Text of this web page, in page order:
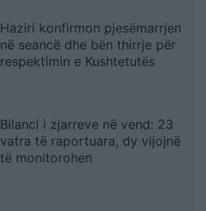
Haziri konfirmon pjesëmarrjen
në seancë dhe bën thirrje për
respektimin e Kushtetutës
Bilanci i zjarreve në vend: 23
vatra të raportuara, dy vijojnë
të monitorohen